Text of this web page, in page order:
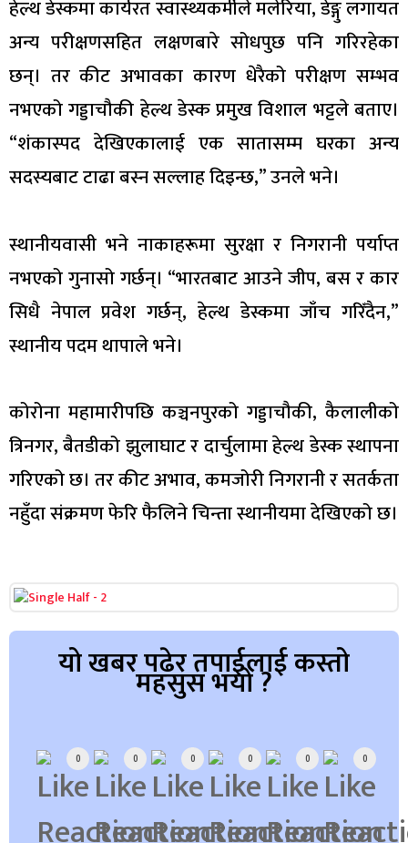
हेल्थ डेस्कमा कार्यरत स्वास्थ्यकर्मीले मलेरिया, डेङ्गु लगायत
अन्य परीक्षणसहित लक्षणबारे सोधपुछ पनि गरिरहेका
छन्। तर कीट अभावका कारण धेरैको परीक्षण सम्भव
नभएको गड्डाचौकी हेल्थ डेस्क प्रमुख विशाल भट्टले बताए।
“शंकास्पद देखिएकालाई एक सातासम्म घरका अन्य
सदस्यबाट टाढा बस्न सल्लाह दिइन्छ,” उनले भने।
स्थानीयवासी भने नाकाहरूमा सुरक्षा र निगरानी पर्याप्त
नभएको गुनासो गर्छन्। “भारतबाट आउने जीप, बस र कार
सिधै नेपाल प्रवेश गर्छन्, हेल्थ डेस्कमा जाँच गरिँदैन,”
स्थानीय पदम थापाले भने।
कोरोना महामारीपछि कञ्चनपुरको गड्डाचौकी, कैलालीको
त्रिनगर, बैतडीको झुलाघाट र दार्चुलामा हेल्थ डेस्क स्थापना
गरिएको छ। तर कीट अभाव, कमजोरी निगरानी र सतर्कता
नहुँदा संक्रमण फेरि फैलिने चिन्ता स्थानीयमा देखिएको छ।
यो खबर पढेर तपाईलाई कस्तो
महसुस भयो ?
0 0 0 0 0 0